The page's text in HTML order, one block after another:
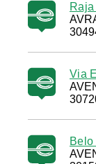
Via
Belo